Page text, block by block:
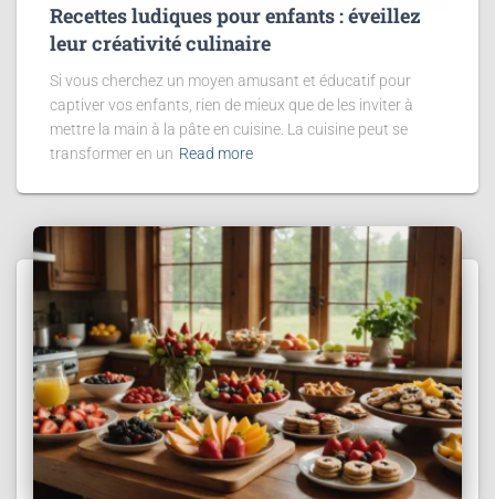
Recettes ludiques pour enfants : éveillez
leur créativité culinaire
Si vous cherchez un moyen amusant et éducatif pour
captiver vos enfants, rien de mieux que de les inviter à
mettre la main à la pâte en cuisine. La cuisine peut se
transformer en un Read more